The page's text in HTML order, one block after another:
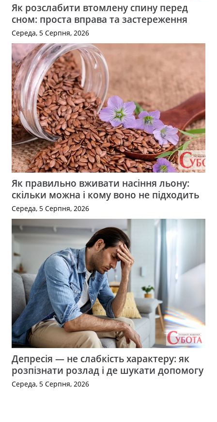
Як розслабити втомлену спину перед
сном: проста вправа та застереження
Середа, 5 Серпня, 2026
Як правильно вживати насіння льону:
скільки можна і кому воно не підходить
Середа, 5 Серпня, 2026
Депресія — не слабкість характеру: як
розпізнати розлад і де шукати допомогу
Середа, 5 Серпня, 2026